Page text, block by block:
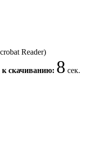
Reader)
к скачиванию: 8 сек.